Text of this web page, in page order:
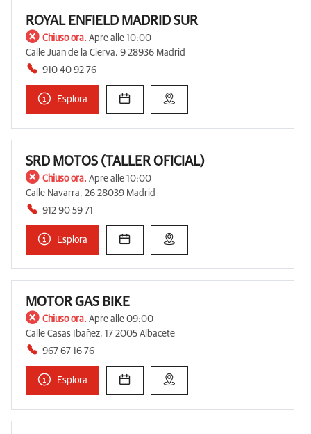
ROYAL ENFIELD MADRID SUR
Chiuso ora. Apre alle 10:00
Calle Juan de la Cierva, 9 28936 Madrid
910 40 92 76
Esplora
SRD MOTOS (TALLER OFICIAL)
Chiuso ora. Apre alle 10:00
Calle Navarra, 26 28039 Madrid
912 90 59 71
Esplora
MOTOR GAS BIKE
Chiuso ora. Apre alle 09:00
Calle Casas Ibañez, 17 2005 Albacete
967 67 16 76
Esplora